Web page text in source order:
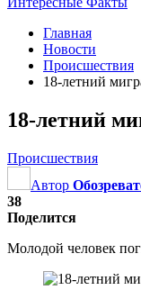
Главная
Новости
Происшествия
18-летний
18-летний
Происшествия
Автор
38
Поделится
Молодой человек